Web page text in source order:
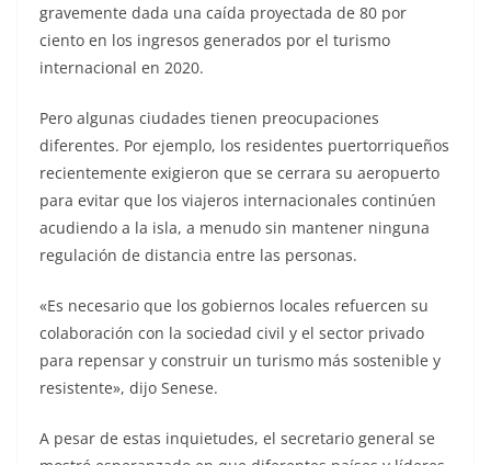
gravemente dada una caída proyectada de 80 por
ciento en los ingresos generados por el turismo
internacional en 2020.
Pero algunas ciudades tienen preocupaciones
diferentes. Por ejemplo, los residentes puertorriqueños
recientemente exigieron que se cerrara su aeropuerto
para evitar que los viajeros internacionales continúen
acudiendo a la isla, a menudo sin mantener ninguna
regulación de distancia entre las personas.
«Es necesario que los gobiernos locales refuercen su
colaboración con la sociedad civil y el sector privado
para repensar y construir un turismo más sostenible y
resistente», dijo Senese.
A pesar de estas inquietudes, el secretario general se